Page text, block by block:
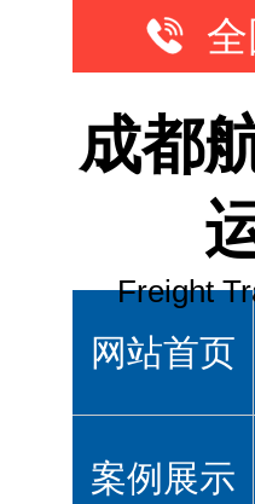
成都
Freight
网站首页
案例展示